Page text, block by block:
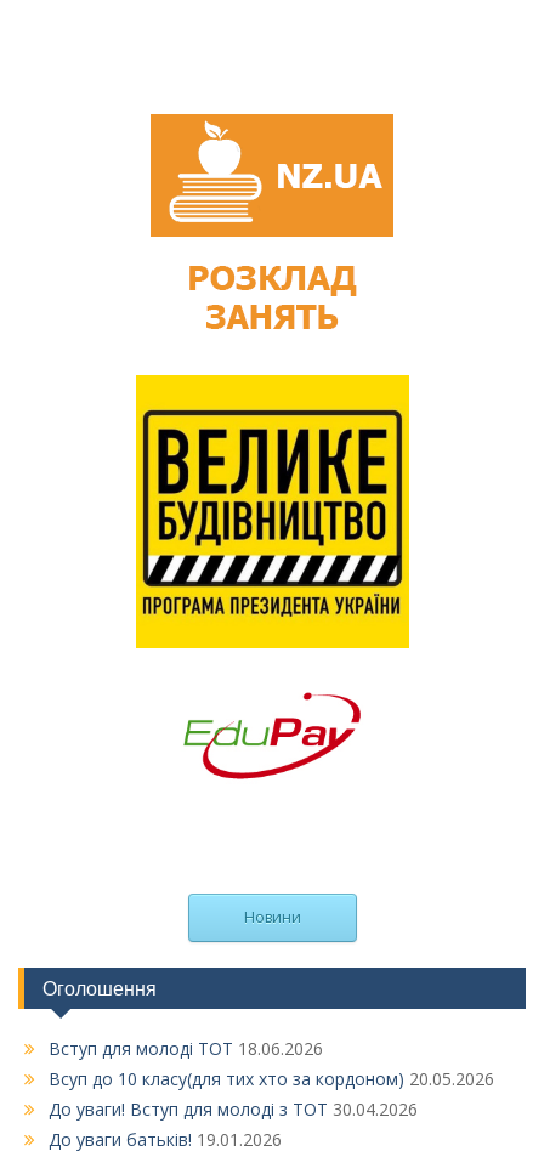
Новини
Оголошення
Вступ для молоді ТОТ 18.06.2026
Всуп до 10 класу(для тих хто за кордоном) 20.05.2026
До уваги! Вступ для молоді з ТОТ 30.04.2026
До уваги батьків! 19.01.2026